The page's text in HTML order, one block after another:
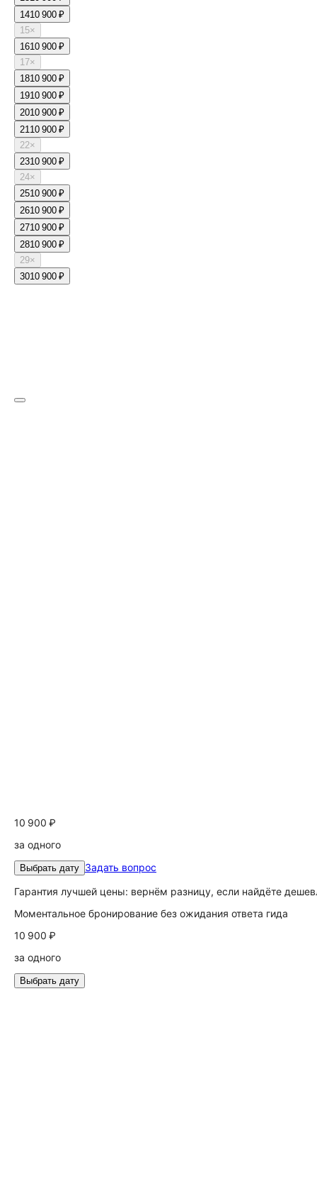
1410 900 ₽
15×
1610 900 ₽
17×
1810 900 ₽
1910 900 ₽
2010 900 ₽
2110 900 ₽
22×
2310 900 ₽
24×
2510 900 ₽
2610 900 ₽
2710 900 ₽
2810 900 ₽
29×
3010 900 ₽
10 900 ₽
за одного
Выбрать дату Задать вопрос
Гарантия лучшей цены: вернём разницу, если найдёте
Моментальное бронирование без ожидания ответа гида
10 900 ₽
за одного
Выбрать дату